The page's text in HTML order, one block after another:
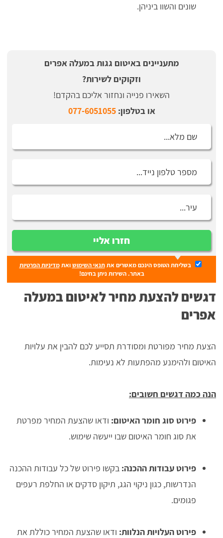
שונים והשוו ביניהן.
מתעניינים באיטום גגות במעלה אפרים
וזקוקים לשירות?
השאירו פנייה ונחזור אליכם בהקדם!
או בטלפון:077-6051055
חזרו אליי
בשליחת הטופס הינכם מאשרים אתתנאי השימושואתמדיניות הפרטיות
באתר. השירות ניתן בחינם!
דגשים להצעת מחיר לאיטום במעלה
אפרים
הצעת מחיר מפורטת ומסודרת תסייע לכם להבין את עלויות
האיטום ולהימנע מהפתעות לא נעימות.
הנה כמה דגשים חשובים:
פירוט סוג חומר האיטום: ודאו שהצעת המחיר מפרטת
את סוג חומר האיטום שבו ייעשה שימוש.
פירוט עבודות ההכנה: בקשו פירוט של כל עבודות ההכנה
הנדרשות, כגון ניקוי הגג, תיקון סדקים או החלפת רעפים
פגומים.
פירוט העלויות הנלוות: ודאו שהצעת המחיר כוללת את